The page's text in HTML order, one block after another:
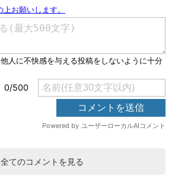
全てのコメントを見る